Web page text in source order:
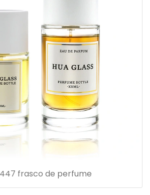
frasco de perfume